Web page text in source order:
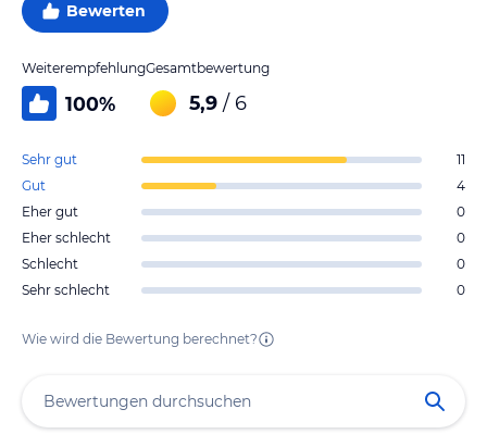
Bewerten
Weiterempfehlung
100%
Gesamtbewertung
5,9 / 6
Sehr gut
11
Gut
4
Eher gut
0
Eher schlecht
0
Schlecht
0
Sehr schlecht
0
Wie wird die Bewertung berechnet?